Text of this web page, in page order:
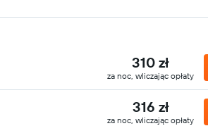
310 zł
za noc, wliczając opłaty
316 zł
za noc, wliczając opłaty